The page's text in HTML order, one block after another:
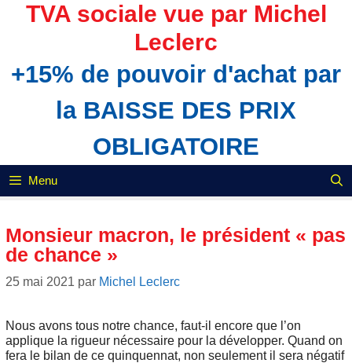
TVA sociale vue par Michel
Leclerc
+15% de pouvoir d'achat par
la BAISSE DES PRIX
OBLIGATOIRE
Menu
Monsieur macron, le président « pas
de chance »
25 mai 2021 par Michel Leclerc
Nous avons tous notre chance, faut-il encore que l’on
applique la rigueur nécessaire pour la développer. Quand on
fera le bilan de ce quinquennat, non seulement il sera négatif